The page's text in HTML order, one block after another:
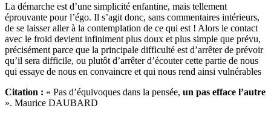
La démarche est d’une simplicité enfantine, mais tellement
éprouvante pour l’égo. Il s’agit donc, sans commentaires intérieurs,
de se laisser aller à la contemplation de ce qui est ! Alors le contact
avec le froid devient infiniment plus doux et plus simple que prévu,
précisément parce que la principale difficulté est d’arrêter de prévoir
qu’il sera difficile, ou plutôt d’arrêter d’écouter cette partie de nous
qui essaye de nous en convaincre et qui nous rend ainsi vulnérables
Citation : « Pas d’équivoques dans la pensée, un pas efface l’autre
». Maurice DAUBARD